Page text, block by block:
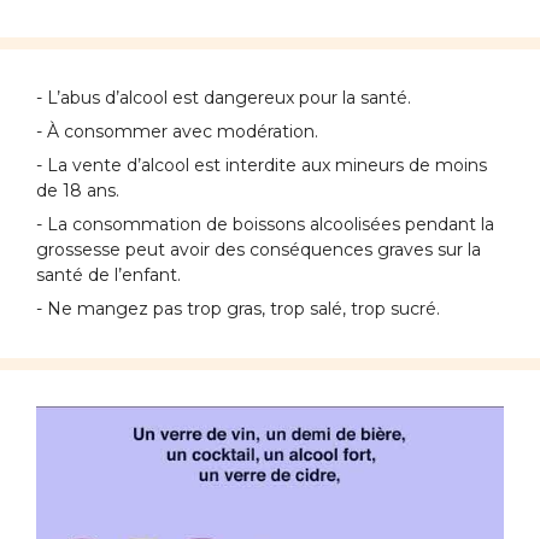
- L’abus d’alcool est dangereux pour la santé.
- À consommer avec modération.
- La vente d’alcool est interdite aux mineurs de moins
de 18 ans.
- La consommation de boissons alcoolisées pendant la
grossesse peut avoir des conséquences graves sur la
santé de l’enfant.
- Ne mangez pas trop gras, trop salé, trop sucré.